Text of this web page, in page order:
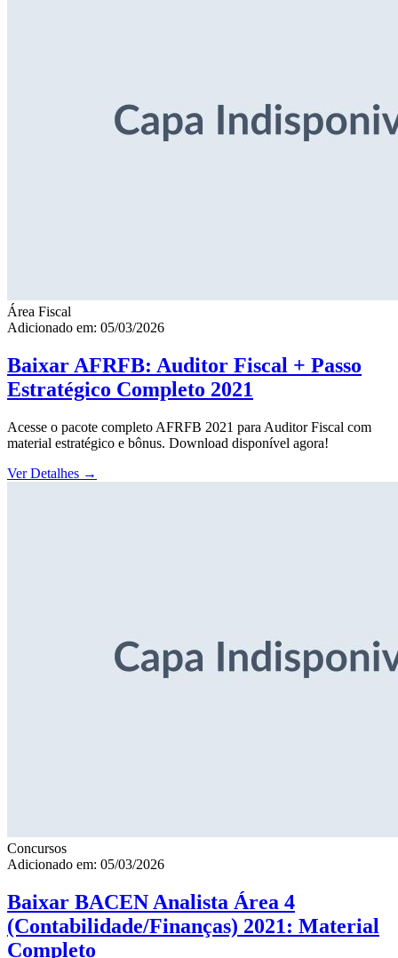
Área Fiscal
Adicionado em: 05/03/2026
Baixar AFRFB: Auditor Fiscal + Passo
Estratégico Completo 2021
Acesse o pacote completo AFRFB 2021 para Auditor Fiscal com
material estratégico e bônus. Download disponível agora!
Ver Detalhes →
Concursos
Adicionado em: 05/03/2026
Baixar BACEN Analista Área 4
(Contabilidade/Finanças) 2021: Material
Completo